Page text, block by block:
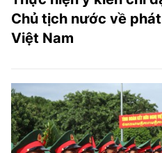
Chủ tịch nước về
Việt Nam